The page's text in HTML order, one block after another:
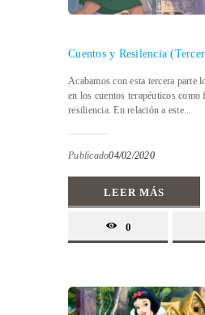
Cuentos y Resilencia
Acabamos con esta tercera parte
en los cuentos terapéuticos como
resiliencia. En relación a este...
Publicado04/02/2020
LEER MÁS
0